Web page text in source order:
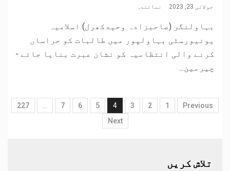
جولائی 23, 2023 نمائندہ
بہاولنگر (صاحبزادہ وحیدکھرل) اسلامیہ
یونیورسٹی بہاولپور میں طالبات کو حراساں
کرنے والی انتظامیہ کو نشان عبرت بنایا جائے -
چیرمین...
Previous
1
2
3
4
5
6
7
…
227
Next
تلاش کریں